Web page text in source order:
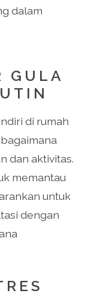
dalam
GULA
di rumah
dan aktivitas.
memantau
untuk
dengan